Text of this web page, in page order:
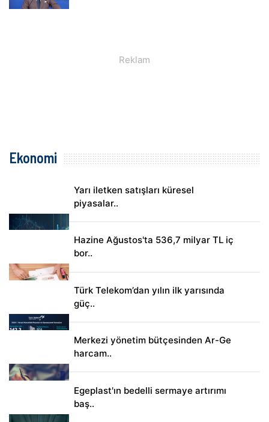
Ekonomi
Yarı iletken satışları küresel
piyasalar..
Hazine Ağustos'ta 536,7 milyar TL iç
bor..
Türk Telekom’dan yılın ilk yarısında
güç..
Merkezi yönetim bütçesinden Ar-Ge
harcam..
Egeplast'ın bedelli sermaye artırımı
baş..